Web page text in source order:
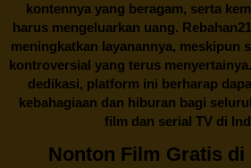
kontennya yang beragam, serta
harus mengeluarkan uang. Rebahan21
meningkatkan layanannya, meskipun
kontroversial yang terus
dedikasi, platform ini berharap
kebahagiaan dan hiburan bagi
film dan serial TV di
Nonton Film Gratis di